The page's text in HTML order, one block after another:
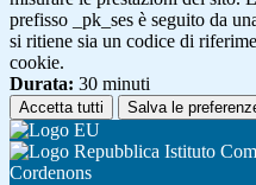
prefisso _pk_ses è seguito da
si ritiene sia un codice di
cookie.
Durata: 30 minuti
Accetta tutti Salva le
Istituto
Cordenons